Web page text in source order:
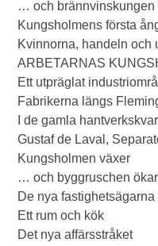
… och brännvinskungen
Kungsholmens första
Kvinnorna, handeln och
ARBETARNAS
Ett utpräglat
Fabrikerna längs
I de gamla
Gustaf de Laval,
Kungsholmen växer
… och byggruschen ökar
De nya fastighetsägarna
Ett rum och kök
Det nya affärsstråket